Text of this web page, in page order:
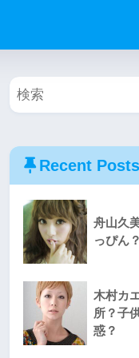
Recent Posts
舟山久
っぴん
木村カ
所？子
惑？